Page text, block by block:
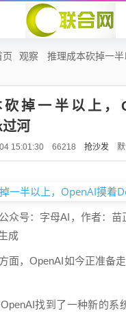
页 观察
推理成本砍掉一
掉一半以上，
河
15:01:30 66218 抢沙发
众号：字母AI，作者：苗
成
面，OpenAI如今正准备
找到了一种新的系